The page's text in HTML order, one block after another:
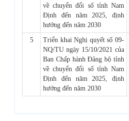
về chuyển đổi số tỉnh Nam
Định đến năm 2025, định
hướng đến năm 2030
5
Triển khai Nghị quyết số 09-
NQ/TU ngày 15/10/2021 của
Ban Chấp hành Đảng bộ tỉnh
về chuyển đổi số tỉnh Nam
Định đến năm 2025, định
hướng đến năm 2030